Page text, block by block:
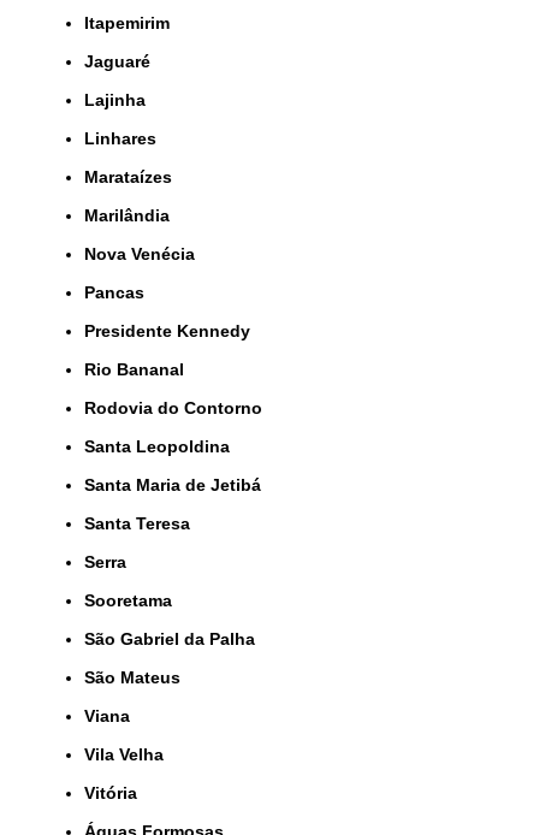
Itapemirim
Jaguaré
Lajinha
Linhares
Marataízes
Marilândia
Nova Venécia
Pancas
Presidente Kennedy
Rio Bananal
Rodovia do Contorno
Santa Leopoldina
Santa Maria de Jetibá
Santa Teresa
Serra
Sooretama
São Gabriel da Palha
São Mateus
Viana
Vila Velha
Vitória